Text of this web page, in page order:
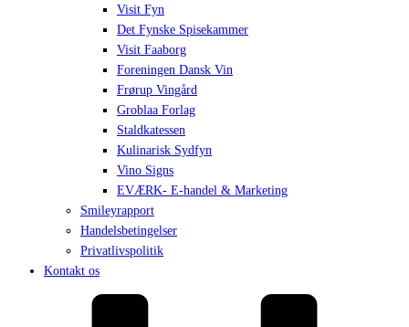
Visit Fyn
Det Fynske Spisekammer
Visit Faaborg
Foreningen Dansk Vin
Frørup Vingård
Groblaa Forlag
Staldkatessen
Kulinarisk Sydfyn
Vino Signs
EVÆRK- E-handel & Marketing
Smileyrapport
Handelsbetingelser
Privatlivspolitik
Kontakt os